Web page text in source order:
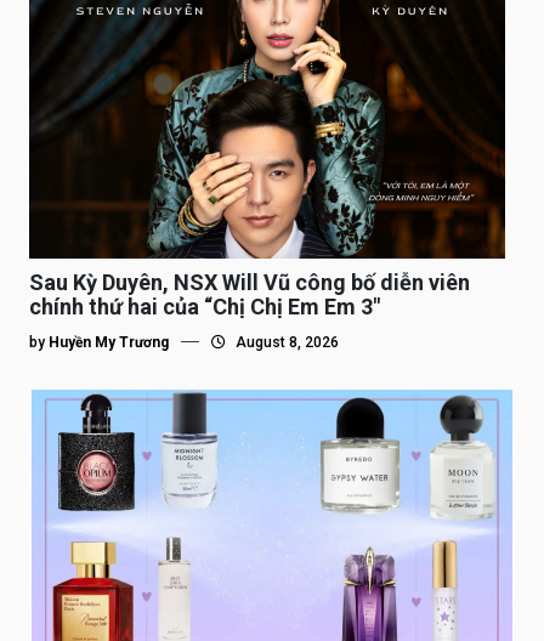
Sau Kỳ Duyên, NSX Will Vũ công bố diễn viên
chính thứ hai của “Chị Chị Em Em 3″
by Huyền My Trương August 8, 2026